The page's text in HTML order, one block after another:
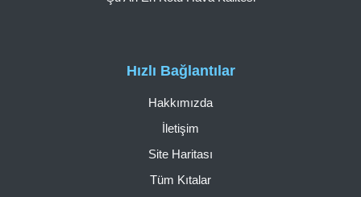
Hızlı Bağlantılar
Hakkımızda
İletişim
Site Haritası
Tüm Kıtalar